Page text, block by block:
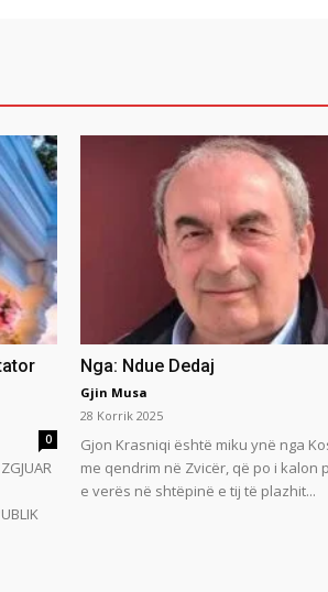
0
Nga: Ndue Dedaj
Gjin Musa
28 Korrik 2025
Gjon Krasniqi është miku ynë nga
me qendrim në Zvicër, që po i kalon
e verës në shtëpinë e tij të plazhit...